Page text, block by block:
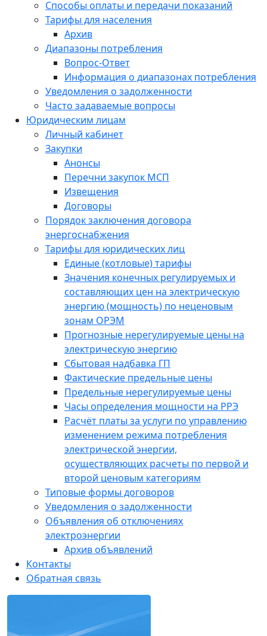
Способы оплаты и передачи показаний
Тарифы для населения
Архив
Диапазоны потребления
Вопрос-Ответ
Информация о диапазонах потребления
Уведомления о задолженности
Часто задаваемые вопросы
Юридическим лицам
Личный кабинет
Закупки
Анонсы
Перечни закупок МСП
Извещения
Договоры
Порядок заключения договора
энергоснабжения
Тарифы для юридических лиц
Единые (котловые) тарифы
Значения конечных регулируемых и
составляющих цен на электрическую
энергию (мощность) по неценовым
зонам ОРЭМ
Прогнозные нерегулируемые цены на
электрическую энергию
Сбытовая надбавка ГП
Фактические предельные цены
Предельные нерегулируемые цены
Часы определения мощности на РРЭ
Расчёт платы за услуги по управлению
изменением режима потребления
электрической энергии,
осуществляющих расчеты по первой и
второй ценовым категориям
Типовые формы договоров
Уведомления о задолженности
Объявления об отключениях
электроэнергии
Архив объявлений
Контакты
Обратная связь